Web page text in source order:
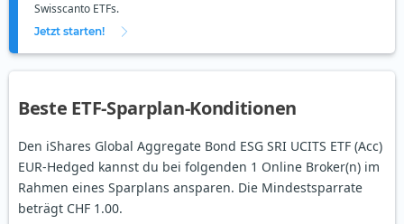
Swisscanto ETFs.
Jetzt starten!
Beste ETF-Sparplan-Konditionen
Den iShares Global Aggregate Bond ESG SRI UCITS ETF (Acc)
EUR-Hedged kannst du bei folgenden 1 Online Broker(n) im
Rahmen eines Sparplans ansparen. Die Mindestsparrate
beträgt CHF 1.00.